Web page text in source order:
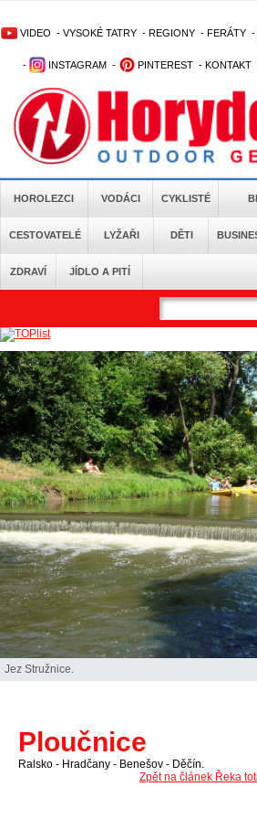
VIDEO - VYSOKÉ TATRY - REGIONY - FERÁTY -
- INSTAGRAM - PINTEREST - KONTAKT
HOROLEZCI VODÁCI CYKLISTÉ
CESTOVATELÉ LYŽAŘI DĚTI
ZDRAVÍ JÍDLO A PITÍ
Jez Stružnice.
Ploučnice
Ralsko - Hradčany - Benešov - Děčín.
Zpět na článek Řeka